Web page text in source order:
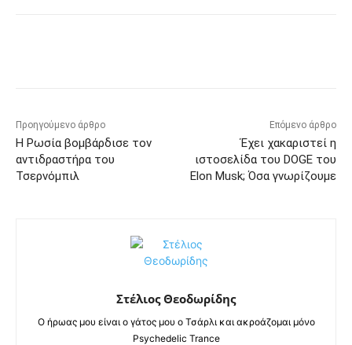
Προηγούμενο άρθρο
Η Ρωσία βομβάρδισε τον
αντιδραστήρα του
Τσερνόμπιλ
Επόμενο άρθρο
Έχει χακαριστεί η
ιστοσελίδα του DOGE του
Elon Musk; Όσα γνωρίζουμε
Στέλιος Θεοδωρίδης
Ο ήρωας μου είναι ο γάτος μου ο Τσάρλι και ακροάζομαι μόνο
Psychedelic Trance